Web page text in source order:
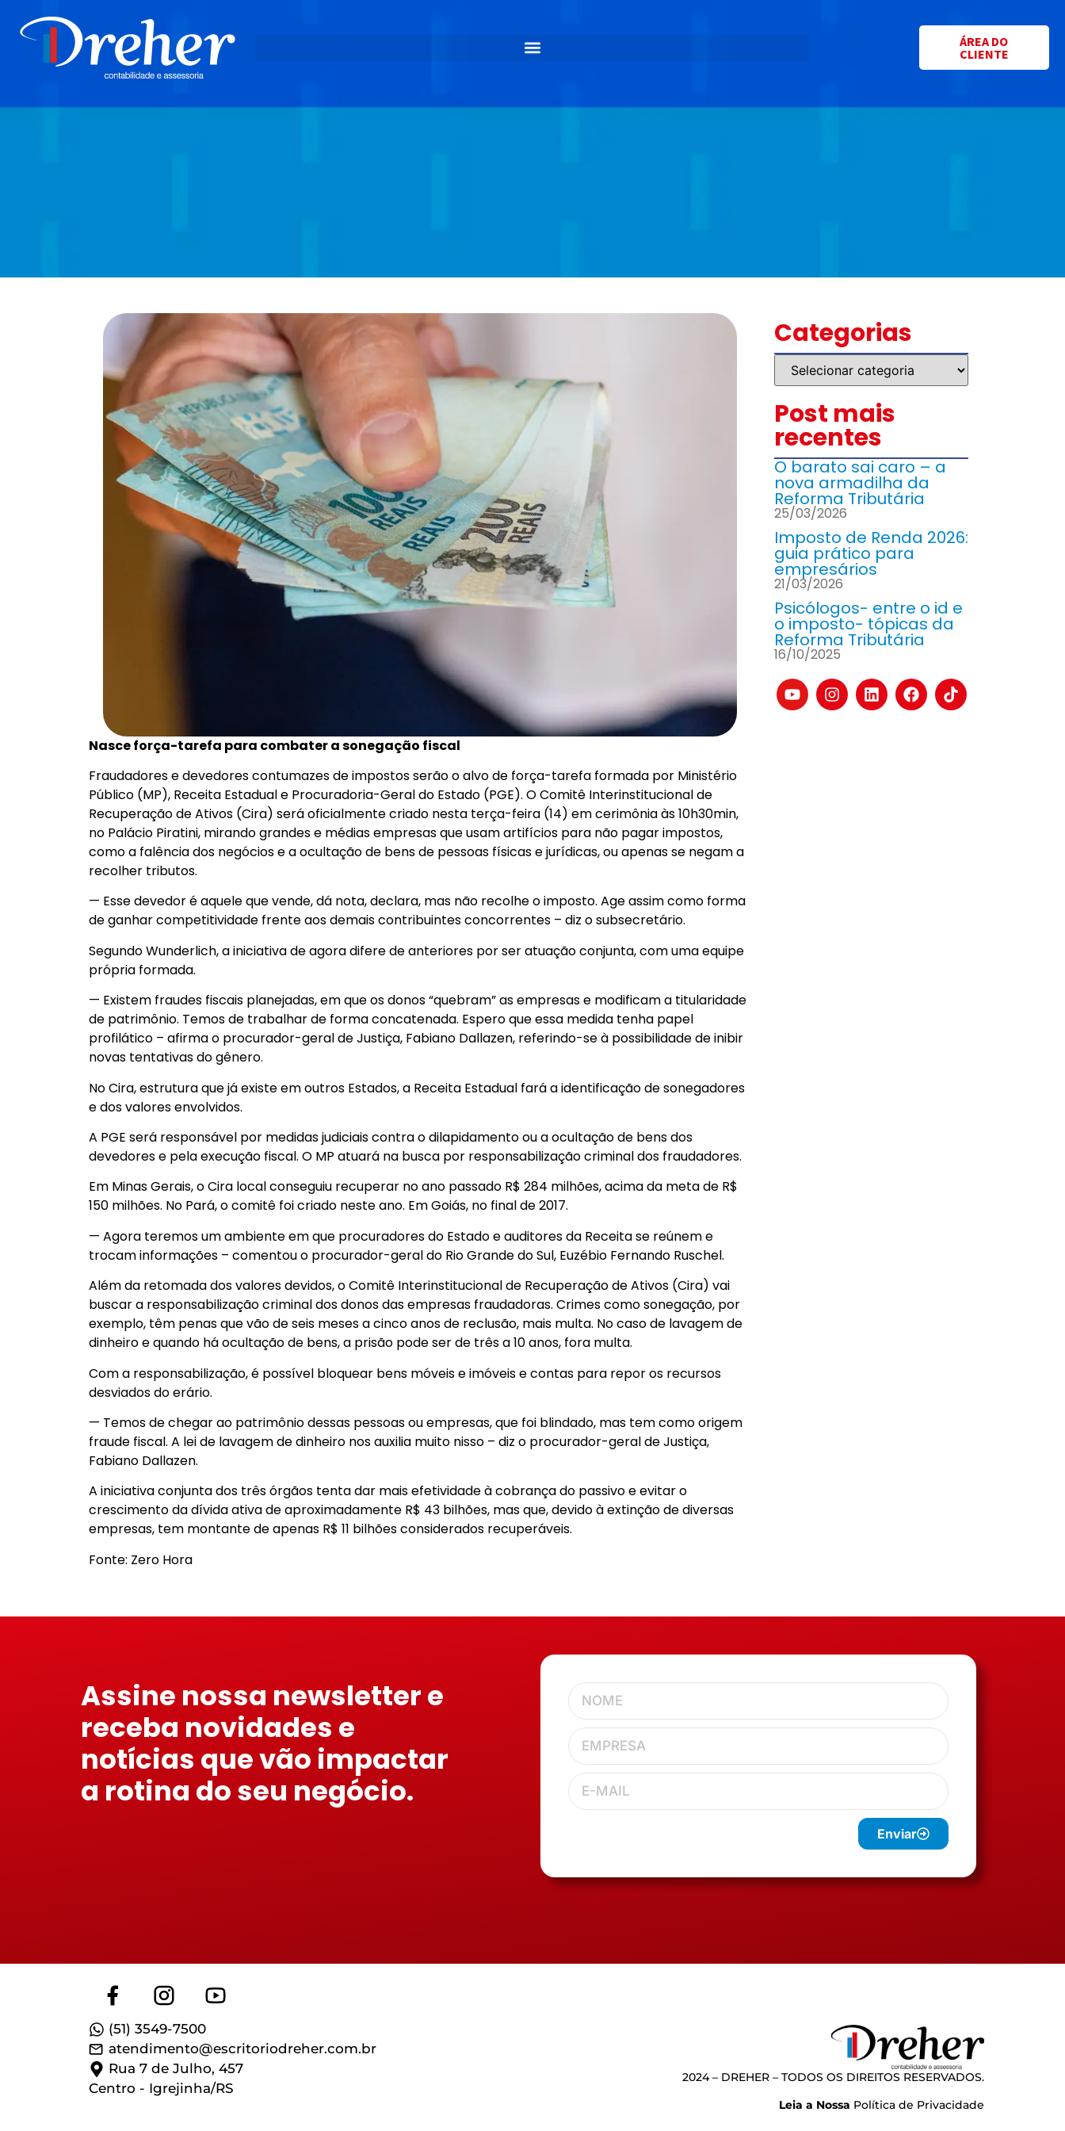
ÁREA DO
CLIENTE
Nasce força-tarefa para combater a sonegação fiscal
Fraudadores e devedores contumazes de impostos serão o alvo de força-tarefa formada por Ministério
Público (MP), Receita Estadual e Procuradoria-Geral do Estado (PGE). O Comitê Interinstitucional de
Recuperação de Ativos (Cira) será oficialmente criado nesta terça-feira (14) em cerimônia às 10h30min,
no Palácio Piratini, mirando grandes e médias empresas que usam artifícios para não pagar impostos,
como a falência dos negócios e a ocultação de bens de pessoas físicas e jurídicas, ou apenas se negam a
recolher tributos.
— Esse devedor é aquele que vende, dá nota, declara, mas não recolhe o imposto. Age assim como forma
de ganhar competitividade frente aos demais contribuintes concorrentes – diz o subsecretário.
Segundo Wunderlich, a iniciativa de agora difere de anteriores por ser atuação conjunta, com uma equipe
própria formada.
— Existem fraudes fiscais planejadas, em que os donos “quebram” as empresas e modificam a titularidade
de patrimônio. Temos de trabalhar de forma concatenada. Espero que essa medida tenha papel
profilático – afirma o procurador-geral de Justiça, Fabiano Dallazen, referindo-se à possibilidade de inibir
novas tentativas do gênero.
No Cira, estrutura que já existe em outros Estados, a Receita Estadual fará a identificação de sonegadores
e dos valores envolvidos.
A PGE será responsável por medidas judiciais contra o dilapidamento ou a ocultação de bens dos
devedores e pela execução fiscal. O MP atuará na busca por responsabilização criminal dos fraudadores.
Em Minas Gerais, o Cira local conseguiu recuperar no ano passado R$ 284 milhões, acima da meta de R$
150 milhões. No Pará, o comitê foi criado neste ano. Em Goiás, no final de 2017.
— Agora teremos um ambiente em que procuradores do Estado e auditores da Receita se reúnem e
trocam informações – comentou o procurador-geral do Rio Grande do Sul, Euzébio Fernando Ruschel.
Além da retomada dos valores devidos, o Comitê Interinstitucional de Recuperação de Ativos (Cira) vai
buscar a responsabilização criminal dos donos das empresas fraudadoras. Crimes como sonegação, por
exemplo, têm penas que vão de seis meses a cinco anos de reclusão, mais multa. No caso de lavagem de
dinheiro e quando há ocultação de bens, a prisão pode ser de três a 10 anos, fora multa.
Com a responsabilização, é possível bloquear bens móveis e imóveis e contas para repor os recursos
desviados do erário.
— Temos de chegar ao patrimônio dessas pessoas ou empresas, que foi blindado, mas tem como origem
fraude fiscal. A lei de lavagem de dinheiro nos auxilia muito nisso – diz o procurador-geral de Justiça,
Fabiano Dallazen.
A iniciativa conjunta dos três órgãos tenta dar mais efetividade à cobrança do passivo e evitar o
crescimento da dívida ativa de aproximadamente R$ 43 bilhões, mas que, devido à extinção de diversas
empresas, tem montante de apenas R$ 11 bilhões considerados recuperáveis.
Fonte: Zero Hora
Categorias
Post mais
recentes
O barato sai caro – a
nova armadilha da
Reforma Tributária
25/03/2026
Imposto de Renda 2026:
guia prático para
empresários
21/03/2026
Psicólogos- entre o id e
o imposto- tópicas da
Reforma Tributária
16/10/2025
Assine nossa newsletter e
receba novidades e
notícias que vão impactar
a rotina do seu negócio.
Enviar
(51) 3549-7500
atendimento@escritoriodreher.com.br
Rua 7 de Julho, 457
Centro - Igrejinha/RS
2024 – DREHER – TODOS OS DIREITOS RESERVADOS.
Leia a Nossa Política de Privacidade